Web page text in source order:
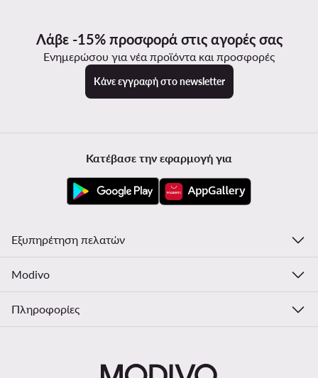
Λάβε -15% προσφορά στις αγορές σας
Ενημερώσου για νέα προϊόντα και προσφορές
Κάνε εγγραφή στο newsletter
Κατέβασε την εφαρμογή για
Εξυπηρέτηση πελατών
Modivo
Πληροφορίες